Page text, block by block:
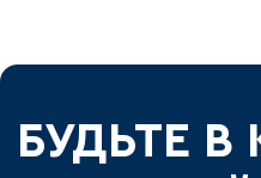
БУДЬТЕ В